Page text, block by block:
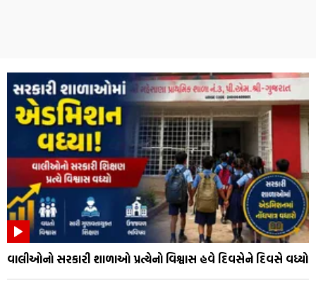
વાલીઓનો સરકારી શાળાઓ પ્રત્યેનો વિશ્વાસ હવે દિવસેને દિવસે વધ્યો